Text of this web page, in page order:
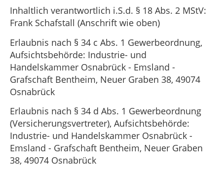
Inhaltlich verantwortlich i.S.d. § 18 Abs. 2 MStV:
Frank Schafstall (Anschrift wie oben)
Erlaubnis nach § 34 c Abs. 1 Gewerbeordnung,
Aufsichtsbehörde: Industrie- und
Handelskammer Osnabrück - Emsland -
Grafschaft Bentheim, Neuer Graben 38, 49074
Osnabrück
Erlaubnis nach § 34 d Abs. 1 Gewerbeordnung
(Versicherungsvertreter), Aufsichtsbehörde:
Industrie- und Handelskammer Osnabrück -
Emsland - Grafschaft Bentheim, Neuer Graben
38, 49074 Osnabrück